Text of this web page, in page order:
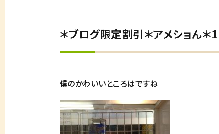
＊ブログ限定割引＊アメショん
僕のかわいいところはですね